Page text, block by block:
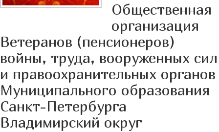
Общественная
организация
Ветеранов (пенсионеров)
войны, труда, вооруженных сил
и правоохранительных органов
Муниципального образования
Санкт-Петербурга
Владимирский округ